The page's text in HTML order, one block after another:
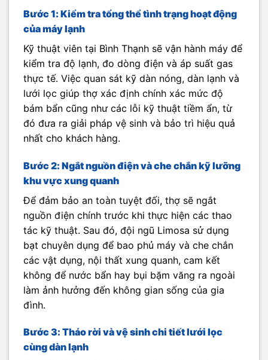
Bước 1: Kiểm tra tổng thể tình trạng hoạt động
của máy lạnh
Kỹ thuật viên tại Bình Thạnh sẽ vận hành máy để
kiểm tra độ lạnh, đo dòng điện và áp suất gas
thực tế. Việc quan sát kỹ dàn nóng, dàn lạnh và
lưới lọc giúp thợ xác định chính xác mức độ
bám bẩn cũng như các lỗi kỹ thuật tiềm ẩn, từ
đó đưa ra giải pháp vệ sinh và bảo trì hiệu quả
nhất cho khách hàng.
Bước 2: Ngắt nguồn điện và che chắn kỹ lưỡng
khu vực xung quanh
Để đảm bảo an toàn tuyệt đối, thợ sẽ ngắt
nguồn điện chính trước khi thực hiện các thao
tác kỹ thuật. Sau đó, đội ngũ Limosa sử dụng
bạt chuyên dụng để bao phủ máy và che chắn
các vật dụng, nội thất xung quanh, cam kết
không để nước bẩn hay bụi bặm văng ra ngoài
làm ảnh hưởng đến không gian sống của gia
đình.
Bước 3: Tháo rời và vệ sinh chi tiết lưới lọc
cùng dàn lạnh